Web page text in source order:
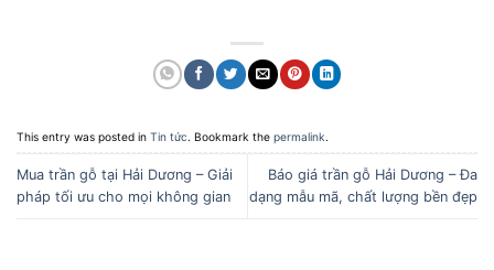
This entry was posted in Tin tức. Bookmark the permalink.
Mua trần gỗ tại Hải Dương – Giải
pháp tối ưu cho mọi không gian
Báo giá trần gỗ Hải Dương – Đa
dạng mẫu mã, chất lượng bền đẹp